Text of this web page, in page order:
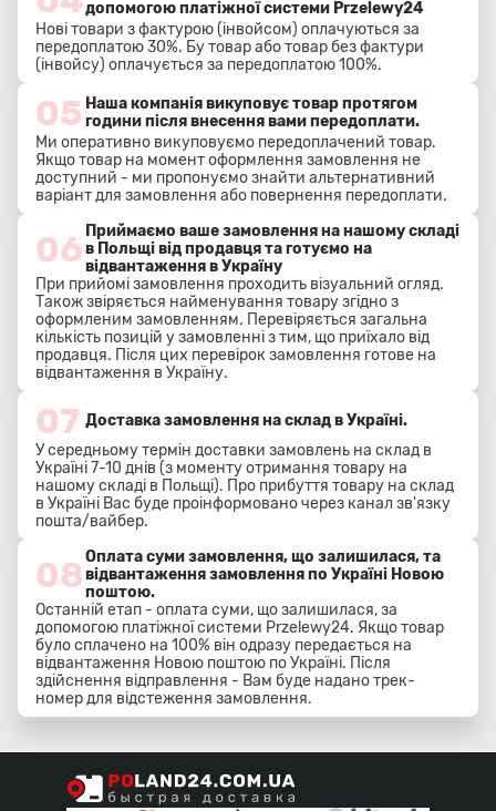
допомогою платіжної системи Przelewy24
Нові товари з фактурою (інвойсом) оплачуються за
передоплатою 30%. Бу товар або товар без фактури
(інвойсу) оплачується за передоплатою 100%.
05 Наша компанія викуповує товар протягом
години після внесення вами передоплати.
Ми оперативно викуповуємо передоплачений товар.
Якщо товар на момент оформлення замовлення не
доступний - ми пропонуємо знайти альтернативний
варіант для замовлення або повернення передоплати.
06 Приймаємо ваше замовлення на нашому складі
в Польщі від продавця та готуємо на
відвантаження в Україну
При прийомі замовлення проходить візуальний огляд.
Також звіряється найменування товару згідно з
оформленим замовленням. Перевіряється загальна
кількість позицій у замовленні з тим, що приїхало від
продавця. Після цих перевірок замовлення готове на
відвантаження в Україну.
07 Доставка замовлення на склад в Україні.
У середньому термін доставки замовлень на склад в
Україні 7-10 днів (з моменту отримання товару на
нашому складі в Польщі). Про прибуття товару на склад
в Україні Вас буде проінформовано через канал зв'язку
пошта/вайбер.
08Оплата суми замовлення, що залишилася, та
відвантаження замовлення по Україні Новою
поштою.
Останній етап - оплата суми, що залишилася, за
допомогою платіжної системи Przelewy24. Якщо товар
було сплачено на 100% він одразу передається на
відвантаження Новою поштою по Україні. Після
здійснення відправлення - Вам буде надано трек-
номер для відстеження замовлення.